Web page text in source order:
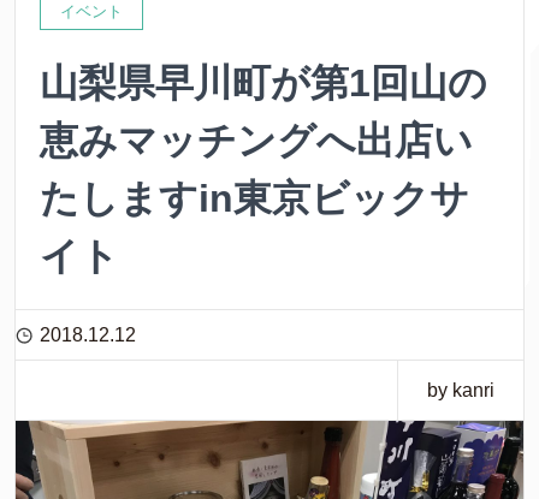
イベント
山梨県早川町が第1回山の
恵みマッチングへ出店い
たしますin東京ビックサ
イト
2018.12.12
by kanri